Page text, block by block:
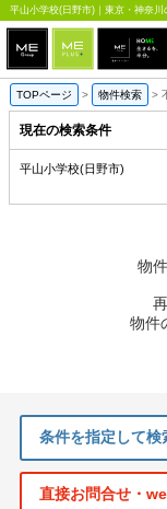
平山小学校(日野市)｜東京・神奈
TOPページ > 物件検索 >
現在の検索条件
平山小学校(日野市)
物
物件
条件を指定して検
直接お問合せ・